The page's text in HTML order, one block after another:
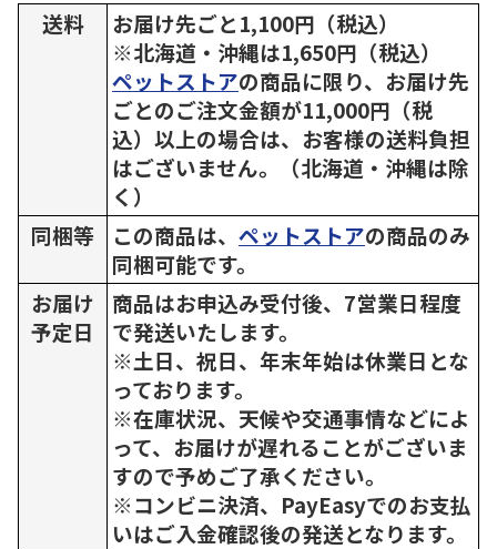
送料
お届け先ごと1,100円（税込）
※北海道・沖縄は1,650円（税込）
ペットストアの商品に限り、お届け先
ごとのご注文金額が11,000円（税
込）以上の場合は、お客様の送料負担
はございません。（北海道・沖縄は除
く）
同梱等
この商品は、 ペットストアの商品のみ
同梱可能です。
お届け
予定日
商品はお申込み受付後、7営業日程度
で発送いたします。
※土日、祝日、年末年始は休業日とな
っております。
※在庫状況、天候や交通事情などによ
って、お届けが遅れることがございま
すので予めご了承ください。
※コンビニ決済、PayEasyでのお支払
いはご入金確認後の発送となります。